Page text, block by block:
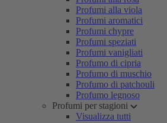
Profumi alla viola
Profumi aromatici
Profumi chypre
Profumi speziati
Profumi vanigliati
Profumo di cipria
Profumo di muschio
Profumo di patchouli
Profumo legnoso
Profumi per stagioni
Visualizza tutti